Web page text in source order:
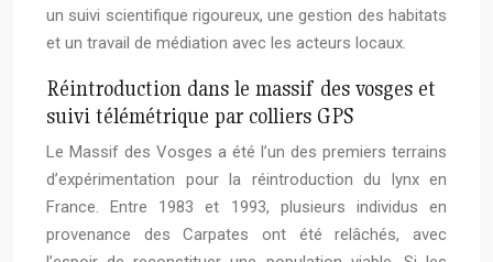
un suivi scientifique rigoureux, une gestion des habitats
et un travail de médiation avec les acteurs locaux.
Réintroduction dans le massif des vosges et
suivi télémétrique par colliers GPS
Le Massif des Vosges a été l’un des premiers terrains
d’expérimentation pour la réintroduction du lynx en
France. Entre 1983 et 1993, plusieurs individus en
provenance des Carpates ont été relâchés, avec